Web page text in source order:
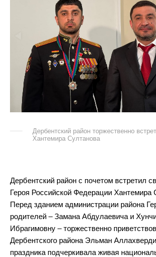
Дербентский район торжественно
Хантемира Султанова
Дербентский район с почетом встретил
Героя Российской Федерации Хантемира
Перед зданием администрации района
родителей – Замана Абдулаевича и
Ибрагимовну – торжественно
Дербентского района Эльман
праздника подчеркивала живая